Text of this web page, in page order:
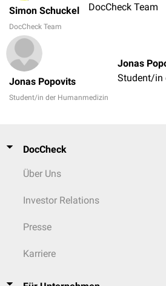
Simon Schuckel
DocCheck Team
DocCheck Team
Jonas Popovits
Student/in der Humanmedizin
Jonas
DocCheck
Über Uns
Investor Relations
Presse
Karriere